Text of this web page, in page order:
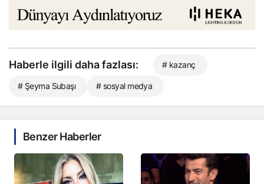
Haberle ilgili daha fazlası: # kazanç
# Şeyma Subaşı # sosyal medya
Benzer Haberler